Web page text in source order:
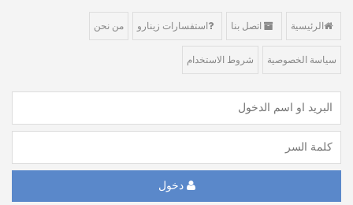
الرئيسية اتصل بنا استفسارات زينارو من نحن
سياسة الخصوصية شروط الاستخدام
دخول